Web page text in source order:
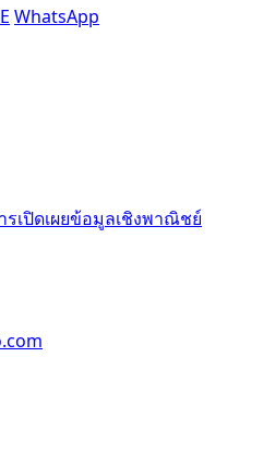
WhatsApp
รเปิดเผยข้อมูลเชิงพาณิชย์